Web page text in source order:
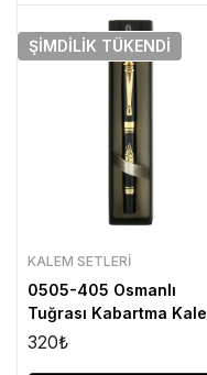
ŞIMDILIK TÜKENDI
KALEM SETLERI
0505-405 Osmanlı
Tuğrası Kabartma
Seti
320₺